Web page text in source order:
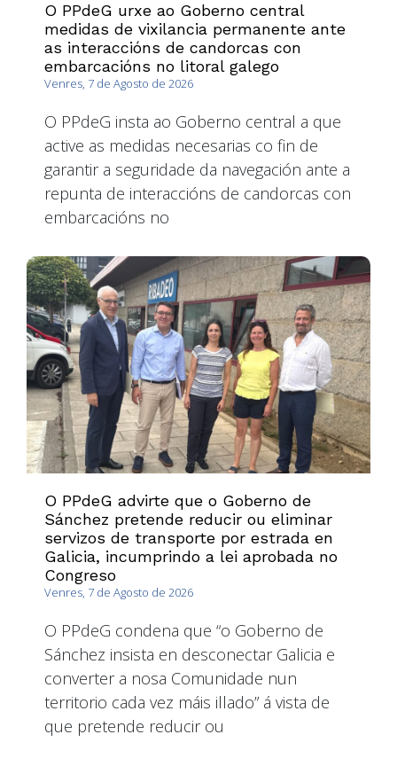
O PPdeG urxe ao Goberno central
medidas de vixilancia permanente ante
as interaccións de candorcas con
embarcacións no litoral galego
Venres, 7 de Agosto de 2026
O PPdeG insta ao Goberno central a que
active as medidas necesarias co fin de
garantir a seguridade da navegación ante a
repunta de interaccións de candorcas con
embarcacións no
O PPdeG advirte que o Goberno de
Sánchez pretende reducir ou eliminar
servizos de transporte por estrada en
Galicia, incumprindo a lei aprobada no
Congreso
Venres, 7 de Agosto de 2026
O PPdeG condena que “o Goberno de
Sánchez insista en desconectar Galicia e
converter a nosa Comunidade nun
territorio cada vez máis illado” á vista de
que pretende reducir ou